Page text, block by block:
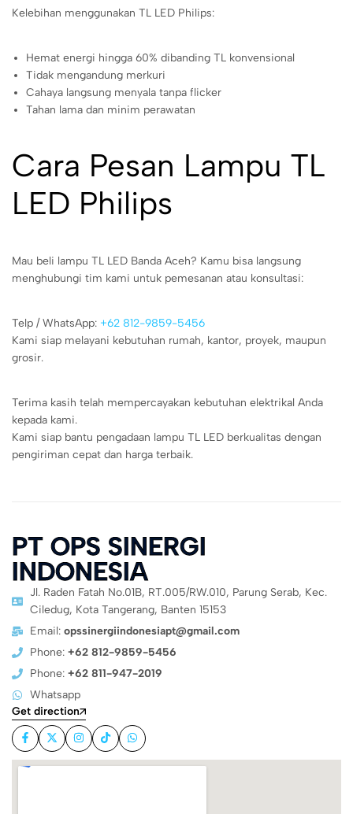
Kelebihan menggunakan TL LED Philips:
Hemat energi hingga 60% dibanding TL konvensional
Tidak mengandung merkuri
Cahaya langsung menyala tanpa flicker
Tahan lama dan minim perawatan
Cara Pesan Lampu TL
LED Philips
Mau beli lampu TL LED Banda Aceh? Kamu bisa langsung
menghubungi tim kami untuk pemesanan atau konsultasi:
Telp / WhatsApp: +62 812-9859-5456
Kami siap melayani kebutuhan rumah, kantor, proyek, maupun
grosir.
Terima kasih telah mempercayakan kebutuhan elektrikal Anda
kepada kami.
Kami siap bantu pengadaan lampu TL LED berkualitas dengan
pengiriman cepat dan harga terbaik.
PT OPS SINERGI
INDONESIA
Jl. Raden Fatah No.01B, RT.005/RW.010, Parung Serab, Kec.
Ciledug, Kota Tangerang, Banten 15153
Email: opssinergiindonesiapt@gmail.com
Phone: +62 812-9859-5456
Phone: +62 811-947-2019
Whatsapp
Get direction